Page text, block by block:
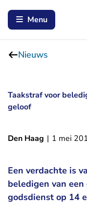
Menu
Nieuws
Taakstraf voor
geloof
Den Haag | 1 mei
Een verdachte is
beledigen van
godsdienst op 14